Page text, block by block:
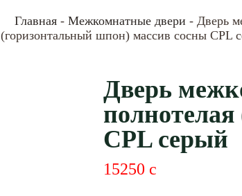
Главная - Межкомнатные двери - Дверь
(горизонтальный шпон) массив сосны CPL
Дверь
CPL серый
15250 c